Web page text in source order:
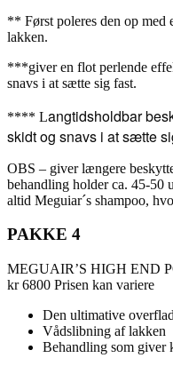
** Først poleres den op med
lakken.
***giver en flot perlende
snavs i at sætte sig fast.
**** Langtidsholdbar
skidt og snavs i at sætte
OBS – giver længere
behandling holder ca. 45-50
altid Meguiar´s shampoo,
PAKKE 4
MEGUAIR’S HIGH END
kr 6800 Prisen kan variere
Den ultimative
Vådslibning af lakken
Behandling som giver